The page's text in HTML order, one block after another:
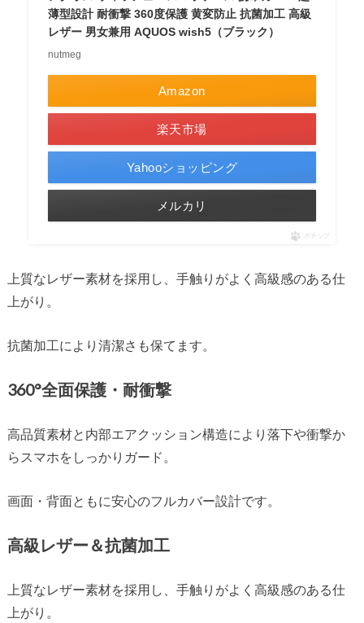
薄型設計 耐衝撃 360度保護 黄変防止 抗菌加工 高級
レザー 男女兼用 AQUOS wish5（ブラック）
nutmeg
Amazon
楽天市場
Yahooショッピング
メルカリ
ポチップ
上質なレザー素材を採用し、手触りがよく高級感のある仕
上がり。
抗菌加工により清潔さも保てます。
360°全面保護・耐衝撃
高品質素材と内部エアクッション構造により落下や衝撃か
らスマホをしっかりガード。
画面・背面ともに安心のフルカバー設計です。
高級レザー＆抗菌加工
上質なレザー素材を採用し、手触りがよく高級感のある仕
上がり。